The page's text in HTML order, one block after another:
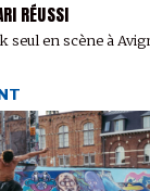
RÉUSSI
seul en scène à